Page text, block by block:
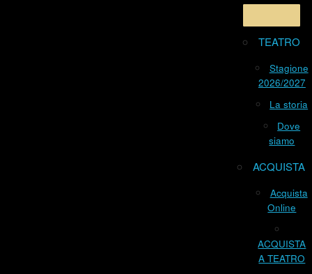
TEATRO
Stagione
2026/2027
La storia
Dove
siamo
ACQUISTA
Acquista
Online
ACQUISTA
A TEATRO